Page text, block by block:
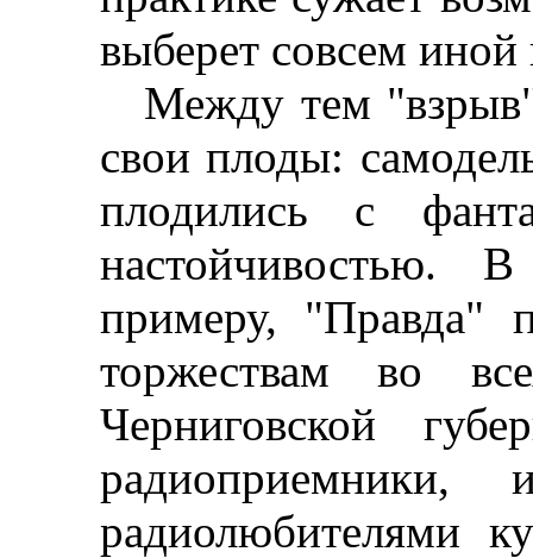
выберет совсем иной
Между тем "взрыв"
свои плоды:
плодились с
настойчивостью.
примеру, "Правда"
торжествам во
Черниговской
радиоприемники,
радиолюбителями